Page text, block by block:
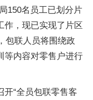
150名员工已划分片
作，现已实现了片区
包联人员将围绕政
等内容对零售户进行
开“全员包联零售客